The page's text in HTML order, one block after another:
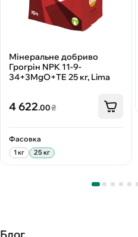
Мінеральне добриво
Грогрін NPK 11-9-
34+3MgО+TE 25 кг, Lima
4 622.00₴
Фасовка
1 кг 25 кг
Блог